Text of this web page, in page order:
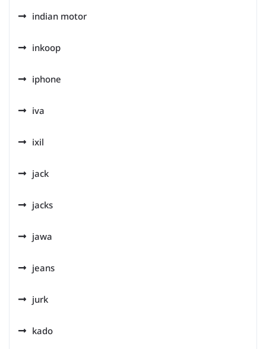
indian motor
inkoop
iphone
iva
ixil
jack
jacks
jawa
jeans
jurk
kado